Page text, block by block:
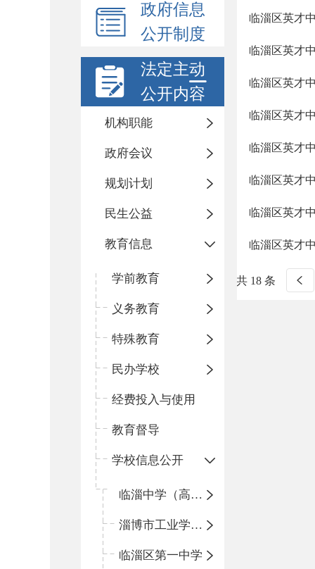
政府信息
公开制度
法定主动
公开内容
机构职能
政府会议
规划计划
民生公益
教育信息
学前教育
义务教育
特殊教育
民办学校
经费投入与使用
教育督导
学校信息公开
临淄中学（高中）
淄博市工业学校（中职学校）
临淄区第一中学
临淄区英才
临淄区英才
临淄区英才
临淄区英才
临淄区英才
临淄区英才
临淄区英才
临淄区英才
共 18 条